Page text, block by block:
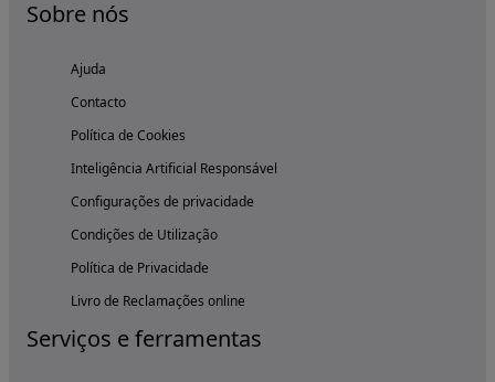
Sobre nós
Ajuda
Contacto
Política de Cookies
Inteligência Artificial Responsável
Configurações de privacidade
Condições de Utilização
Política de Privacidade
Livro de Reclamações online
Serviços e ferramentas